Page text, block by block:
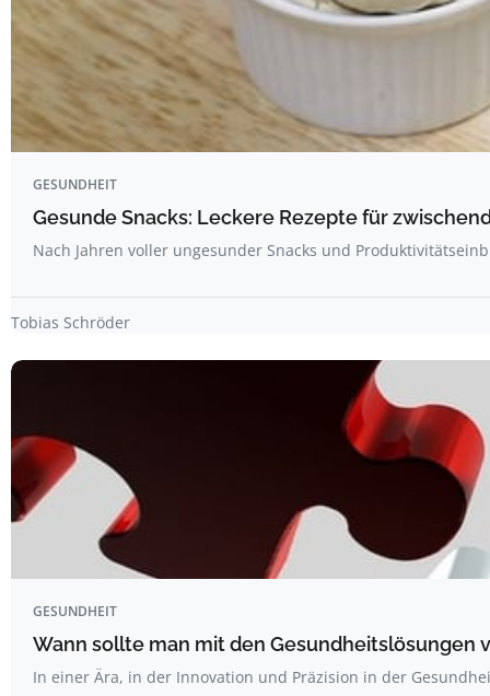
GESUNDHEIT
Gesunde Snacks: Leckere Rezepte für
Nach Jahren voller ungesunder Snacks und
Tobias Schröder
GESUNDHEIT
Wann sollte man mit den Gesundheitslösungen
In einer Ära, in der Innovation und Präzision in der